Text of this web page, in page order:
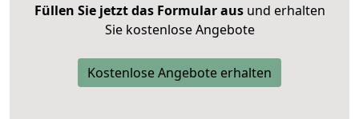
Füllen Sie jetzt das Formular ausund erhalten
Sie kostenlose Angebote
Kostenlose Angebote erhalten